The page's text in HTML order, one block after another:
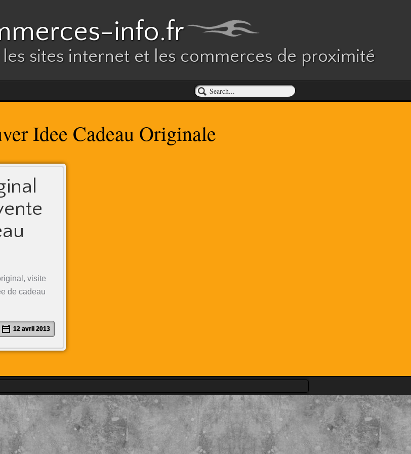
info.fr
sites internet et les commerces de proximité
Idee Cadeau Originale
visite
de cadeau
12 avril 2013